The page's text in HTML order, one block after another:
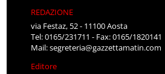
REDAZIONE
via Festaz, 52 - 11100 Aosta
Tel: 0165/231711 - Fax: 0165/1820141
Mail:segreteria@gazzettamatin.com
Editore